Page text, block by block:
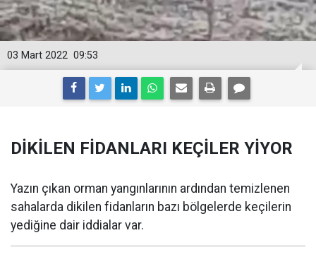
09:53
03 Mart 2022
DİKİLEN FİDANLARI KEÇİLER YİYOR
Yazın çıkan orman yangınlarının ardından temizlenen
sahalarda dikilen fidanların bazı bölgelerde keçilerin
yediğine dair iddialar var.